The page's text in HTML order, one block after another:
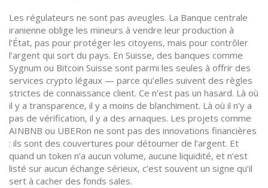
Les régulateurs ne sont pas aveugles. La Banque centrale
iranienne oblige les mineurs à vendre leur production à
l’État, pas pour protéger les citoyens, mais pour contrôler
l’argent qui sort du pays. En Suisse, des banques comme
Sygnum ou Bitcoin Suisse sont parmi les seules à offrir des
services crypto légaux — parce qu’elles suivent des règles
strictes de connaissance client. Ce n’est pas un hasard. Là où
il y a transparence, il y a moins de blanchiment. Là où il n’y a
pas de vérification, il y a des arnaques. Les projets comme
AINBNB ou UBERon ne sont pas des innovations financières
: ils sont des couvertures pour détourner de l’argent. Et
quand un token n’a aucun volume, aucune liquidité, et n’est
listé sur aucun échange sérieux, c’est souvent un signe qu’il
sert à cacher des fonds sales.